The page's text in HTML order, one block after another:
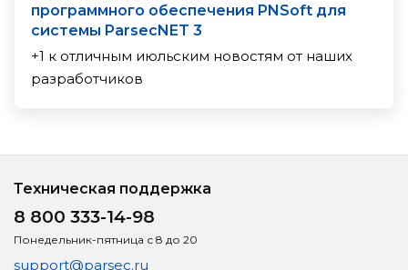
программного обеспечения PNSoft для
системы ParsecNET 3
+1 к отличным июльским новостям от наших
разработчиков
Техническая поддержка
8 800 333-14-98
Понедельник-пятница с 8 до 20
support@parsec.ru